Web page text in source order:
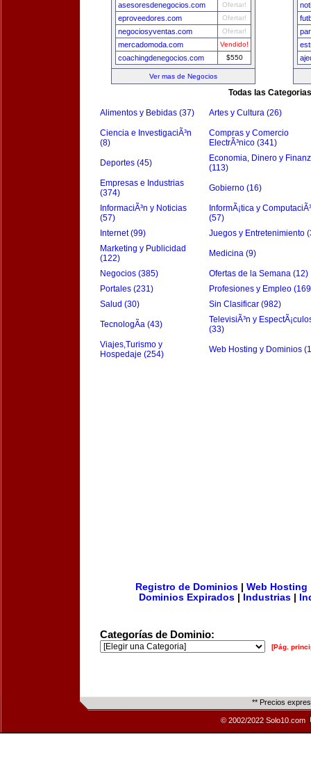
asesoresdenegocios.com Ofertar!
eproveedores.com Ofertar!
negociosyventas.com Ofertar!
mercadomoda.com Vendido!
coachingdenegocios.com $550
Ver mas de Negocios
Todas las Categorias
Alimentos y Bebidas (37) Artes y Cultura (26)
Ciencia e InvestigaciÃ³n
(8)
Compras y Comercio
ElectrÃ³nico (341)
Deportes (45)
Economia, Dinero y
(113)
Empresas e Industrias
(374)
Gobierno (16)
InformaciÃ³n y Noticias
(57)
InformÃ¡tica y
(57)
Internet (99)
Juegos y Entretenimiento
Marketing y Publicidad
(122)
Medicina (9)
Negocios (385)
Ofertas de la Semana (12)
Portales (231)
Profesiones y Empleo
Salud (30)
Sin Clasificar (982)
TecnologÃ­a (43)
TelevisiÃ³n y
(33)
Viajes,Turismo y
Hospedaje (254)
Web Hosting y Dominios
Registro de Dominios| Web Hosting
Dominios Expirados
Industrias
Categorías de Dominio:
[Pág.
** Precios
© 2002/2022 Solo10.com